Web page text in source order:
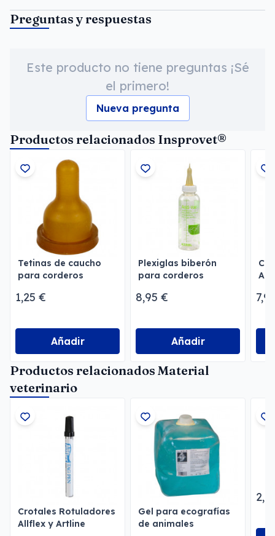
Preguntas y respuestas
Este producto no tiene preguntas ¡Sé
el primero!
Nueva pregunta
Productos relacionados Insprovet®
Tetinas de caucho
para corderos
1,25 €
Añadir
Plexiglas biberón
para corderos
8,95 €
Añadir
Productos relacionados Material
veterinario
Crotales Rotuladores
Allflex y Artline
Gel para ecografías
de animales